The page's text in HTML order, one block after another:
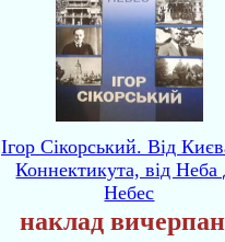
Ігор Сікорський. Від
Коннектикута, від Неба
Небес
наклад